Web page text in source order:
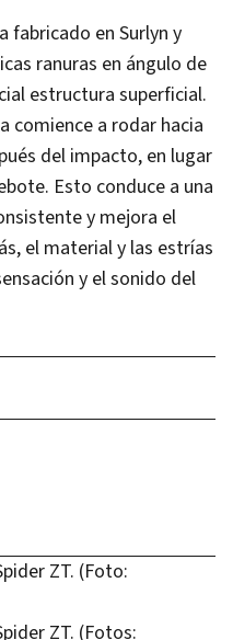
fabricado en Surlyn y
ranuras en ángulo de
estructura superficial.
comience a rodar hacia
del impacto, en lugar
Esto conduce a una
y mejora el
el material y las estrías
y el sonido del
ZT. (Foto:
ZT. (Fotos: